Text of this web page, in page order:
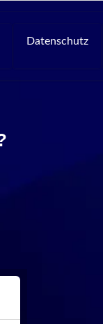
Datenschutz